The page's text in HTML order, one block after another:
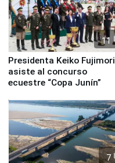
11
Presidenta Keiko Fujimori
asiste al concurso
ecuestre “Copa Junín”
7